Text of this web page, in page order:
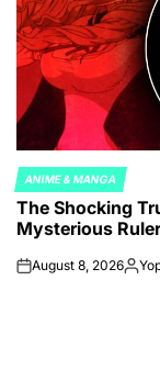
POSTED
IN
ANIME & MANGA
The Shocking
Mysterious
onAugust 8, 2026